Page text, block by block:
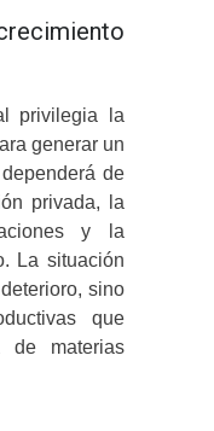
privilegia la
generar un
de
privada, la
y la
La situación
sino
que
de materias